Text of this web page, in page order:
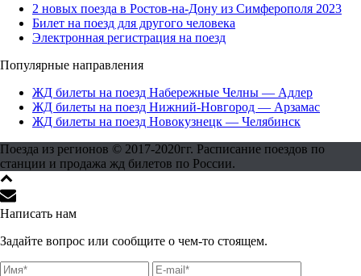
2 новых поезда в Ростов-на-Дону из Симферополя 2023
Билет на поезд для другого человека
Электронная регистрация на поезд
Популярные направления
ЖД билеты на поезд Набережные Челны — Адлер
ЖД билеты на поезд Нижний-Новгород — Арзамас
ЖД билеты на поезд Новокузнецк — Челябинск
Поезда из регионов © 2017-2020гг. Расписание поездов по
станции и продажа жд билетов по России.
Написать нам
Задайте вопрос или сообщите о чем-то стоящем.